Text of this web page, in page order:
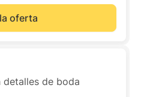
oferta
detalles de boda